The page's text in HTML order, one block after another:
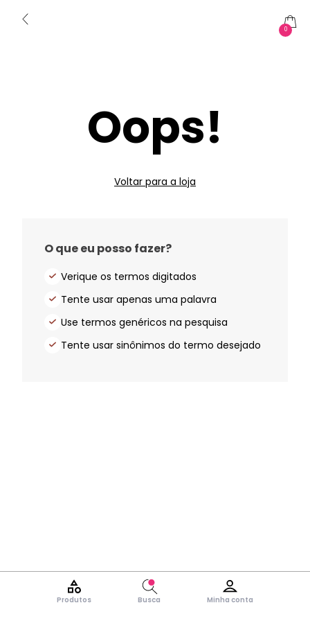
0
Produtos Busca Minha conta
Oops!
Voltar para a loja
O que eu posso fazer?
Verique os termos digitados
Tente usar apenas uma palavra
Use termos genéricos na pesquisa
Tente usar sinônimos do termo desejado